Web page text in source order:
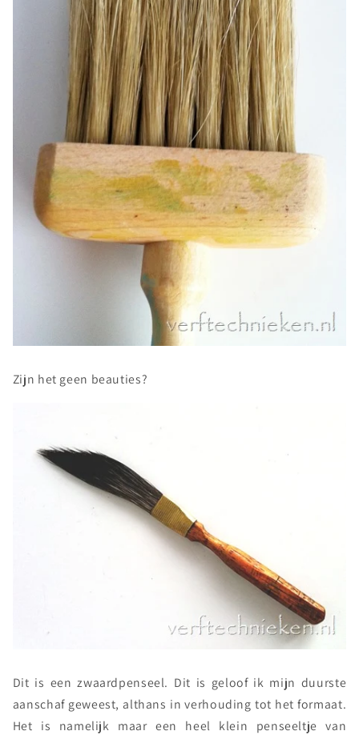
Zijn het geen beauties?
Dit is een zwaardpenseel. Dit is geloof ik mijn duurste
aanschaf geweest, althans in verhouding tot het formaat.
Het is namelijk maar een heel klein penseeltje van